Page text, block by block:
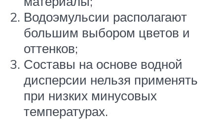
Водоэмульсии располагают
большим выбором цветов и
оттенков;
Составы на основе водной
дисперсии нельзя применять
при низких минусовых
температурах.